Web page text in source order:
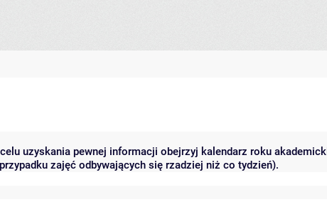
uzyskania pewnej informacji obejrzyj kalendarz roku
zajęć odbywających się rzadziej niż co tydzień).